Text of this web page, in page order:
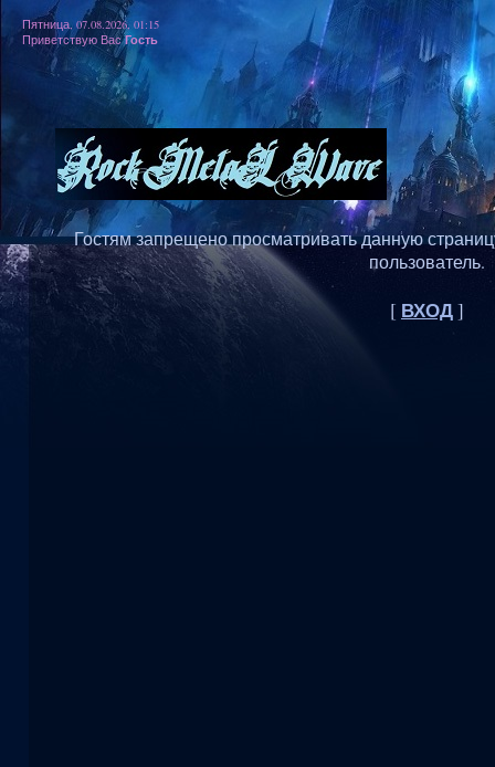
Пятница, 07.08.2026, 01:15
Приветствую Вас Гость
Гостям запрещено просматривать данную
пользователь.
[ ВХОД]